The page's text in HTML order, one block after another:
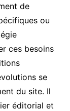
de
ou
ces besoins
se
du site. Il
éditorial et